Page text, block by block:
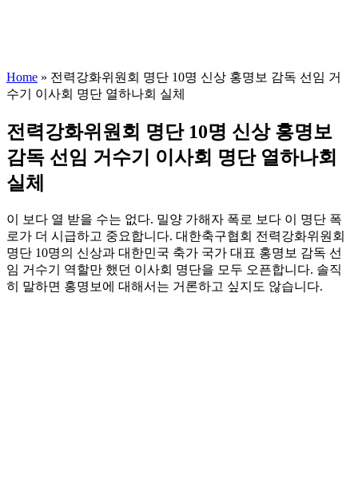
Home » 전력강화위원회 명단 10명 신상 홍명보 감독 선임 거
수기 이사회 명단 열하나회 실체
전력강화위원회 명단 10명 신상 홍명보
감독 선임 거수기 이사회 명단 열하나회
실체
이 보다 열 받을 수는 없다. 밀양 가해자 폭로 보다 이 명단 폭
로가 더 시급하고 중요합니다. 대한축구협회 전력강화위원회
명단 10명의 신상과 대한민국 축가 국가 대표 홍명보 감독 선
임 거수기 역할만 했던 이사회 명단을 모두 오픈합니다. 솔직
히 말하면 홍명보에 대해서는 거론하고 싶지도 않습니다.